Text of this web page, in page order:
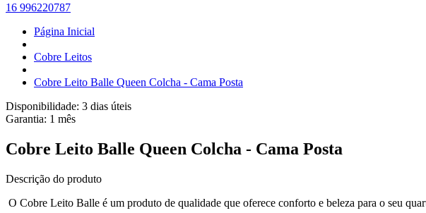
16 996220787
Página Inicial
Cobre Leitos
Cobre Leito Balle Queen Colcha - Cama Posta
Disponibilidade: 3 dias úteis
Garantia: 1 mês
Cobre Leito Balle Queen Colcha - Cama Posta
Descrição do produto
O Cobre Leito Balle é um produto de qualidade que oferece conforto e beleza para o seu